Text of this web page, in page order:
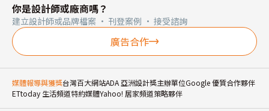
你是設計師或廠商嗎？
建立設計師或品牌檔案 · 刊登案例 · 接受諮詢
廣告合作
媒體報導與獲獎台灣百大網站ADA 亞洲設計獎主辦單位Google 優質合作夥伴
ETtoday 生活頻道特約媒體Yahoo! 居家頻道策略夥伴